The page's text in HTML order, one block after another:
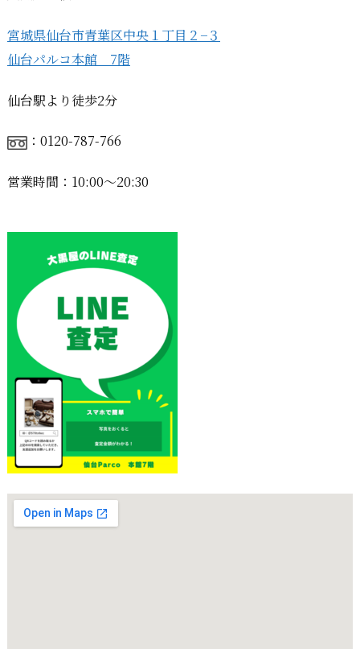
宮城県仙台市青葉区中央１丁目２−３
仙台パルコ本館 7階
仙台駅より徒歩2分
：0120-787-766
営業時間：10:00〜20:30